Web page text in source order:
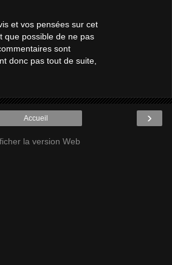
et vos pensées sur cet
que possible de ne pas
sont
donc pas tout de suite,
›
Accueil
la version Web